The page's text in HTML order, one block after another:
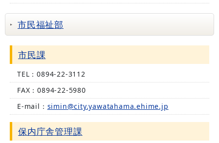
市民福祉部
市民課
TEL：0894-22-3112
FAX：0894-22-5980
E-mail： simin@city.yawatahama.ehime.jp
保内庁舎管理課